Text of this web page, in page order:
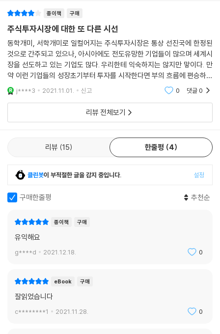
중국 기업을 대신해 스포트라이트를 받을 가능성은 한층 더 높아졌다.
--- p.278
국의 경제지들도 반응을 보였는데, 그만큼 슈퍼앱의 시장 영향력이 크다는
얘기다. 기능과 제품 최적화에 주목해던 스타트업들은 점차 자신들만의 생
태계를 만드는 수준으로 성장했다. 이러한 추세가 지속된다면 동남아의 슈
퍼앱 유니버스를 보게 될지도 모른다. 전 세계에 수많은 유저를 보유하고
있는 페이스북도 만들지 못한 위력이다.
지금까지 당신의 머릿속에 인식되어 있던 동남아의 모습을 잊어라. 정해진
미래가 아닌 변화하는 미래가 동남아의 앞에 놓여 있다. 그리고 변화하는
미래를 이해하는 열쇠는 슈퍼앱이 가지고 있다. 슈퍼앱을 알지 못하면 동
남아를 이해할 수도, 변화의 속도를 감지할 수도 없다. 네카쿠배당토(네이
버, 카카오, 쿠팡, 배달의 민족, 당근마켓, 토스)를 제쳐두고 한국 경제의
드시 짚고 넘어가야 하는 게임체인저다. 된 이들의 스케일업 과정, 필승 전
략과 경쟁 지점, 발전 전략을 이해하지 못한다면 이 시장에 결코 올라탈 수
읽고 유익하게 얻을 수 있는 정보로 가득하다.
- 류성춘 (미래에셋증권 부사장)
고영경 박사의 경영학적 통찰과 인문학적 직관을 느낄 수 있다. 통계나 숫
자, 언론 기사에서 보이는 것들 이상의 맥락적 이해를 갖게 해준다.
- 김우형 (아이온자산운용 대표)
20세기 후반부터 줄곧 유망주로 간주되던 동남아가 슈퍼앱으로 훌쩍 올라
오는 현실을 꼼꼼히 짚어주는 책이다.
종이책 구매
주식투자시장에 대한 또 다른 시선
동학개미, 서학개미로 일컬어지는 주식투자시장은 통상 선진국에 한정된
것으로 간주되고 있으나, 아시아에도 전도유망한 기업들이 많으며 세계시
장을 선도하고 있는 기업도 많다. 우리한테 익숙하지는 않지만 맣이다. 만
약 이런 기업들의 성장초기부터 투자를 시작한다면 부의 흐름에 편승하기
도 쉬울 것이다. 이 책은 아시아에서 세계시장을 선점하고 있는 기업들을
소개하고 있는데 우
j****3 2021.11.01. 신고 0 댓글0
리뷰 전체보기
리뷰 15 한줄평 4
클린봇이 부적절한 글을 감지 중입니다. 설정
구매한줄평 추천순
종이책 구매
유익해요
g****d 2021.12.18. 0
eBook 구매
잘읽었습니다
c********1 2021.11.28. 0